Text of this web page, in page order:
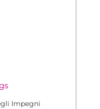
Impegni